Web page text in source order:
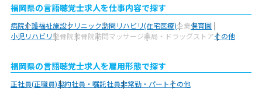
福岡県の言語聴覚士求人を仕事内容で探す
病院介護福祉施設クリニック訪問リハビリ(在宅医療)企業保育園
小児リハビリ整骨院接骨院訪問マッサージ薬局・ドラッグストアその他
福岡県の言語聴覚士求人を雇用形態で探す
正社員(正職員)契約社員・嘱託社員非常勤・パートその他